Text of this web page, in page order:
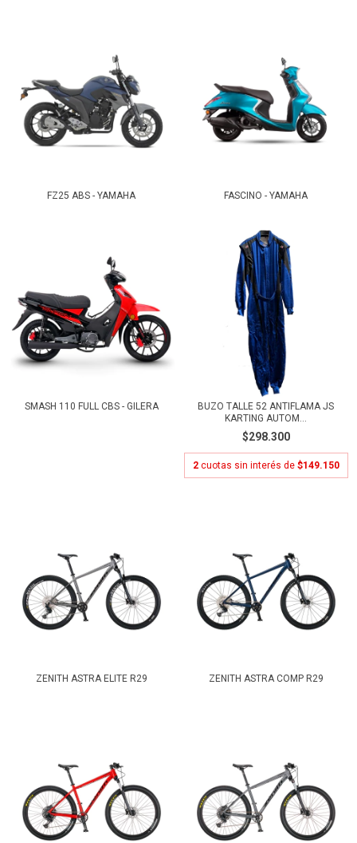
FZ25 ABS - YAMAHA FASCINO - YAMAHA
SMASH 110 FULL CBS - GILERA
BUZO TALLE 52 ANTIFLAMA JS
KARTING AUTOM...
$298.300
2 cuotas sin interés de $149.150
ZENITH ASTRA ELITE R29 ZENITH ASTRA COMP R29